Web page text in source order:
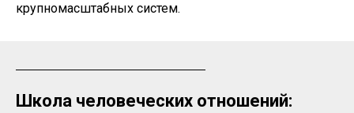
крупномасштабных систем.
Школа человеческих отношений: